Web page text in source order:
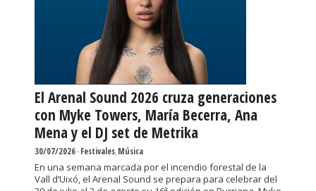
El Arenal Sound 2026 cruza generaciones
con Myke Towers, María Becerra, Ana
Mena y el DJ set de Metrika
30/07/2026-Festivales,Música
En una semana marcada por el incendio forestal de la
Vall d’Uixó, el Arenal Sound se prepara para celebrar del